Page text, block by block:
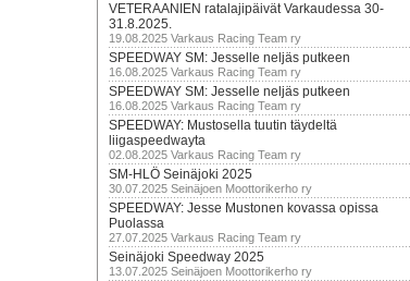
VETERAANIEN ratalajipäivät Varkaudessa 30-
31.8.2025.
19.08.2025 Varkaus Racing Team ry
SPEEDWAY SM: Jesselle neljäs putkeen
16.08.2025 Varkaus Racing Team ry
SPEEDWAY SM: Jesselle neljäs putkeen
16.08.2025 Varkaus Racing Team ry
SPEEDWAY: Mustosella tuutin täydeltä
liigaspeedwayta
02.08.2025 Varkaus Racing Team ry
SM-HLÖ Seinäjoki 2025
30.07.2025 Seinäjoen Moottorikerho ry
SPEEDWAY: Jesse Mustonen kovassa opissa
Puolassa
27.07.2025 Varkaus Racing Team ry
Seinäjoki Speedway 2025
13.07.2025 Seinäjoen Moottorikerho ry